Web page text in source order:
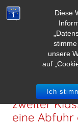
Diese
unsere
auf
Ich
Menschen,
zweiter
eine Abfuhr